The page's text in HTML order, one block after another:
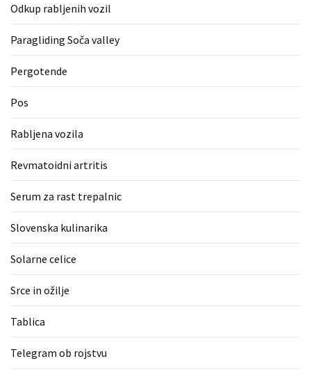
Odkup rabljenih vozil
Paragliding Soča valley
Pergotende
Pos
Rabljena vozila
Revmatoidni artritis
Serum za rast trepalnic
Slovenska kulinarika
Solarne celice
Srce in ožilje
Tablica
Telegram ob rojstvu